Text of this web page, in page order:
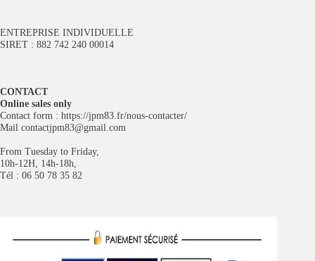
ENTREPRISE INDIVIDUELLE
SIRET : 882 742 240 00014
CONTACT
Online sales only
Contact form : https://jpm83.fr/nous-contacter/
Mail contactjpm83@gmail.com
From Tuesday to Friday,
10h-12H, 14h-18h,
Tél : 06 50 78 35 82